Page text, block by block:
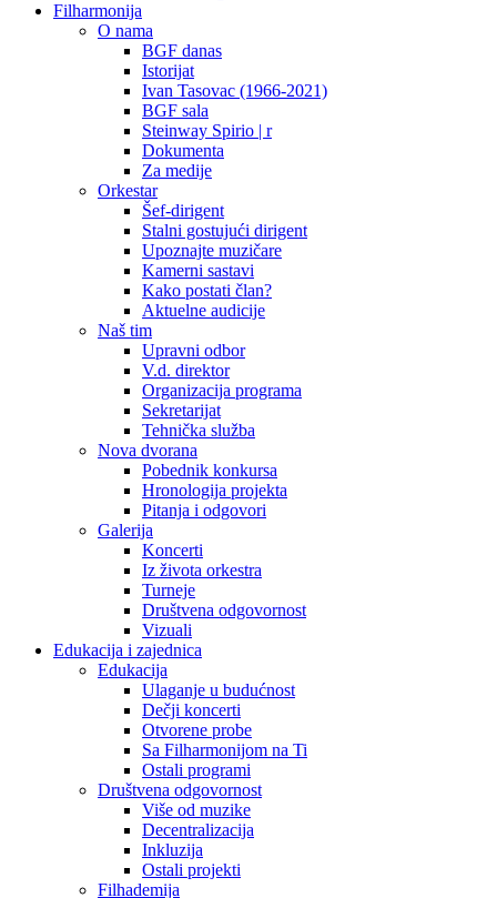
Filharmonija
O nama
BGF danas
Istorijat
Ivan Tasovac (1966-2021)
BGF sala
Steinway Spirio | r
Dokumenta
Za medije
Orkestar
Šef-dirigent
Stalni gostujući dirigent
Upoznajte muzičare
Kamerni sastavi
Kako postati član?
Aktuelne audicije
Naš tim
Upravni odbor
V.d. direktor
Organizacija programa
Sekretarijat
Tehnička služba
Nova dvorana
Pobednik konkursa
Hronologija projekta
Pitanja i odgovori
Galerija
Koncerti
Iz života orkestra
Turneje
Društvena odgovornost
Vizuali
Edukacija i zajednica
Edukacija
Ulaganje u budućnost
Dečji koncerti
Otvorene probe
Sa Filharmonijom na Ti
Ostali programi
Društvena odgovornost
Više od muzike
Decentralizacija
Inkluzija
Ostali projekti
Filhademija